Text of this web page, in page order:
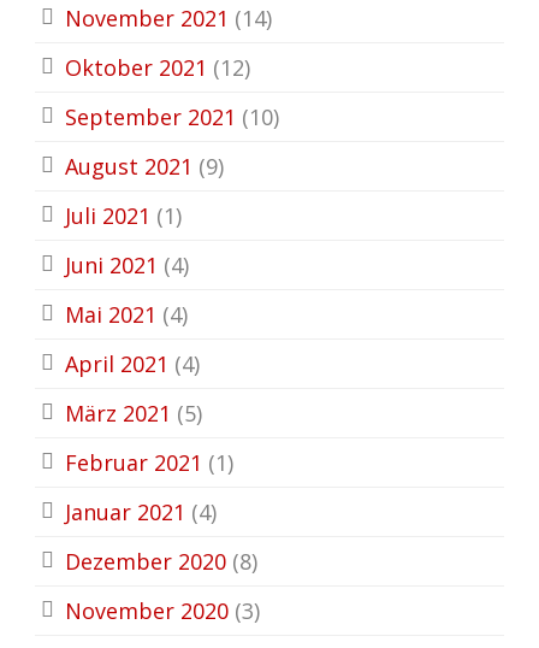
November 2021 (14)
Oktober 2021 (12)
September 2021 (10)
August 2021 (9)
Juli 2021 (1)
Juni 2021 (4)
Mai 2021 (4)
April 2021 (4)
März 2021 (5)
Februar 2021 (1)
Januar 2021 (4)
Dezember 2020 (8)
November 2020 (3)